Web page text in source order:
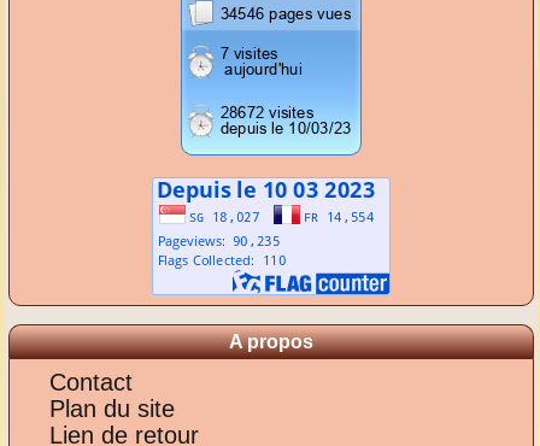
A propos
Contact
Plan du site
Lien de retour